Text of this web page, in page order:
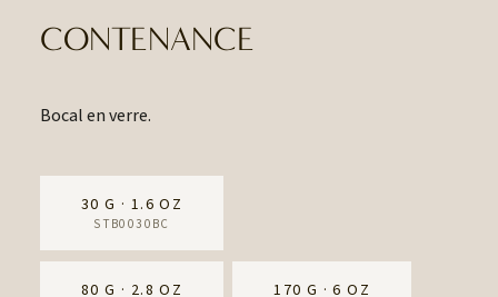
CONTENANCE
Bocal en verre.
30 G · 1.6 OZ
STB0030BC
80 G · 2.8 OZ 170 G · 6 OZ